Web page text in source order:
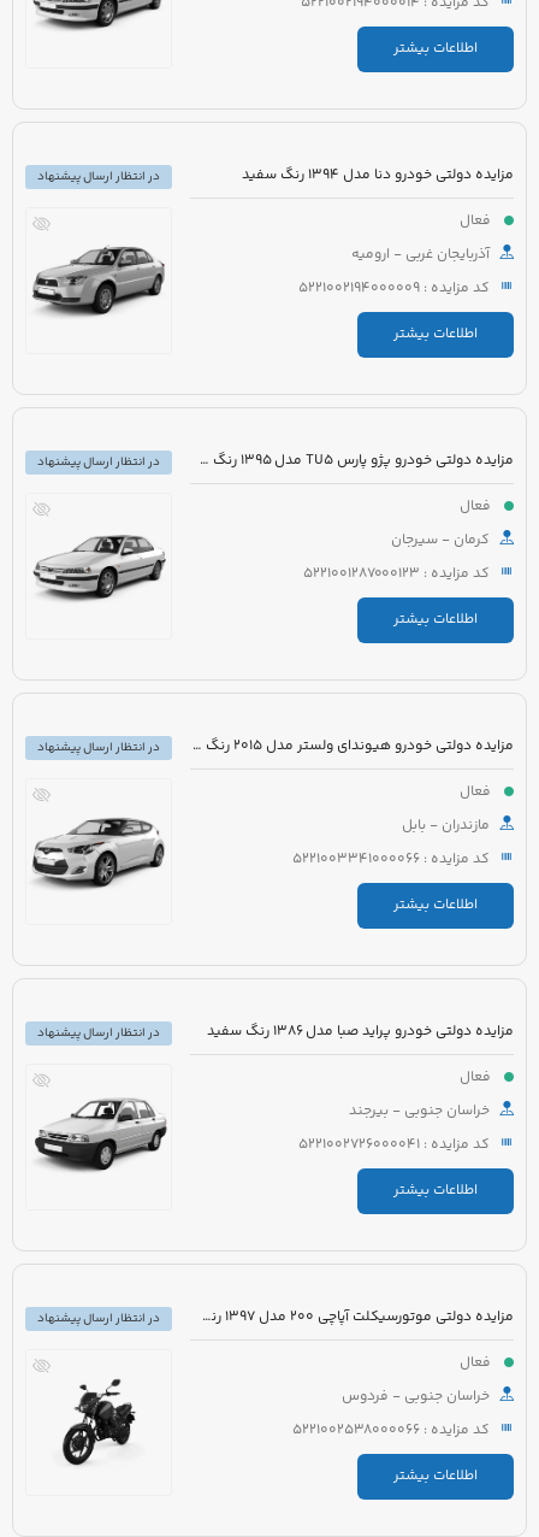
اطلاعات بیشتر
مزایده دولتی خودرو دنا مدل 1394 رنگ سفید
فعال
آذربایجان غربی - ارومیه
کد مزایده : 5221002194000009
اطلاعات بیشتر
در انتظار ارسال پیشنهاد
مزایده دولتی خودرو پژو پارس TU5 مدل 1395 رنگ سفید
فعال
کرمان - سیرجان
کد مزایده : 5221001287000123
اطلاعات بیشتر
در انتظار ارسال پیشنهاد
مزایده دولتی خودرو هیوندای ولستر مدل 2015 رنگ مشکی
فعال
مازندران - بابل
کد مزایده : 5221003341000066
اطلاعات بیشتر
در انتظار ارسال پیشنهاد
مزایده دولتی خودرو پراید صبا مدل 1386 رنگ سفید
فعال
خراسان جنوبی - بیرجند
کد مزایده : 5221002726000041
اطلاعات بیشتر
در انتظار ارسال پیشنهاد
مزایده دولتی موتورسیکلت آپاچی 200 مدل 1397 رنگ سفید
فعال
خراسان جنوبی - فردوس
کد مزایده : 5221002538000066
اطلاعات بیشتر
در انتظار ارسال پیشنهاد